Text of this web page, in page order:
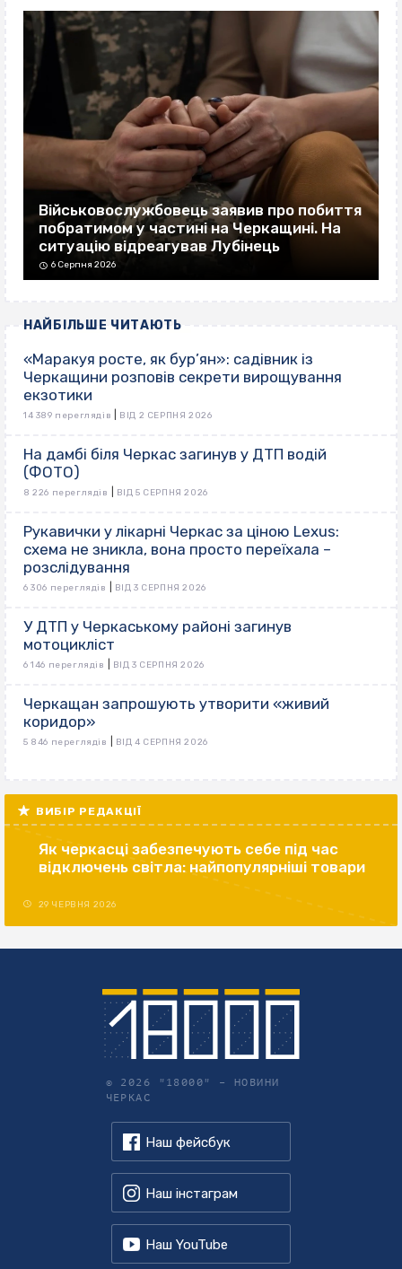
Військовослужбовець заявив про побиття
побратимом у частині на Черкащині. На
ситуацію відреагував Лубінець
6 Серпня 2026
НАЙБІЛЬШЕ ЧИТАЮТЬ
«Маракуя росте, як бур’ян»: садівник із
Черкащини розповів секрети вирощування
екзотики
14 389 переглядів ВІД 2 СЕРПНЯ 2026
На дамбі біля Черкас загинув у ДТП водій
(ФОТО)
8 226 переглядів ВІД 5 СЕРПНЯ 2026
Рукавички у лікарні Черкас за ціною Lexus:
схема не зникла, вона просто переїхала –
розслідування
6 306 переглядів ВІД 3 СЕРПНЯ 2026
У ДТП у Черкаському районі загинув
мотоцикліст
6 146 переглядів ВІД 3 СЕРПНЯ 2026
Черкащан запрошують утворити «живий
коридор»
5 846 переглядів ВІД 4 СЕРПНЯ 2026
ВИБІР РЕДАКЦІЇ
Як черкасці забезпечують себе під час
відключень світла: найпопулярніші товари
29 ЧЕРВНЯ 2026
© 2026 "18000" – НОВИНИ
ЧЕРКАС
Наш фейсбук
Наш інстаграм
Наш YouTube